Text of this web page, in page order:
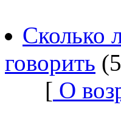
Сколько
говорить
[ О